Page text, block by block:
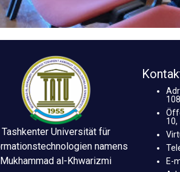
Tashkenter Universität für
namens
Mukhammad al-Khwarizmi
108
10,
E-